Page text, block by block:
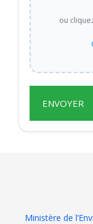
ou
ENVOYER
Ministère de